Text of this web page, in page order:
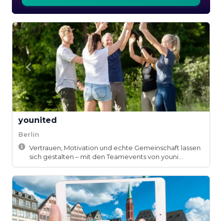
younited
Berlin
Vertrauen, Motivation und echte Gemeinschaft lassen
sich gestalten – mit den Teamevents von youni...